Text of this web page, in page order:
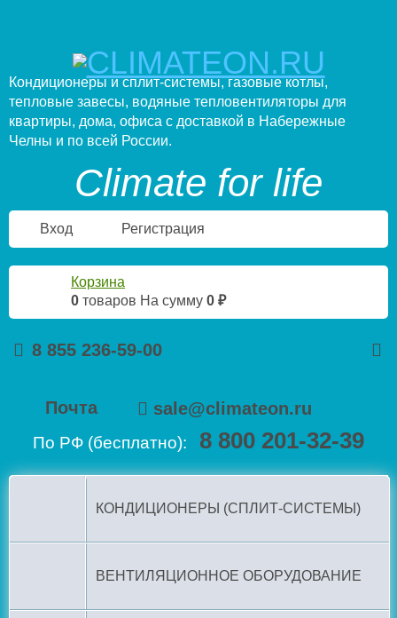
Кондиционеры и сплит-системы, газовые котлы,
тепловые завесы, водяные тепловентиляторы для
квартиры, дома, офиса с доставкой в Набережные
Челны и по всей России.
Climate for life
Вход Регистрация
Корзина
0 товаров На сумму 0 ₽
8 855 236-59-00
Почта sale@climateon.ru
По РФ (бесплатно): 8 800 201-32-39
КОНДИЦИОНЕРЫ (СПЛИТ-СИСТЕМЫ)
ВЕНТИЛЯЦИОННОЕ ОБОРУДОВАНИЕ